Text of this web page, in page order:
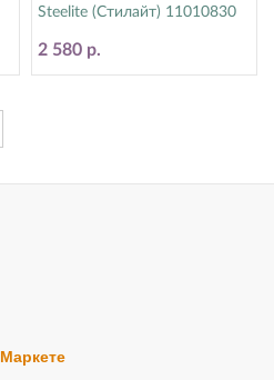
Steelite (Стилайт) 11010830
2 580 р.
Маркете